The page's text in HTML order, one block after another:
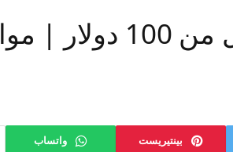
افضل 5 هواتف بأقل
بينتيريست واتساب